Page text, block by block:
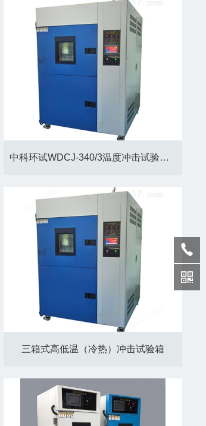
中科环试WDCJ-340/3温度冲击试验箱三箱式
三箱式高低温（冷热）冲击试验箱